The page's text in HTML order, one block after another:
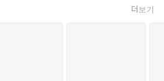
더보기